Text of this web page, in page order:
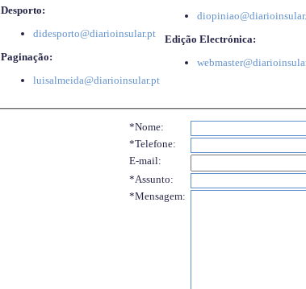
Desporto:
didesporto@diarioinsular.pt
Paginação:
luisalmeida@diarioinsular.pt
Edição Electrónica:
*Nome:
*Telefone:
E-mail:
*Assunto:
*Mensagem: